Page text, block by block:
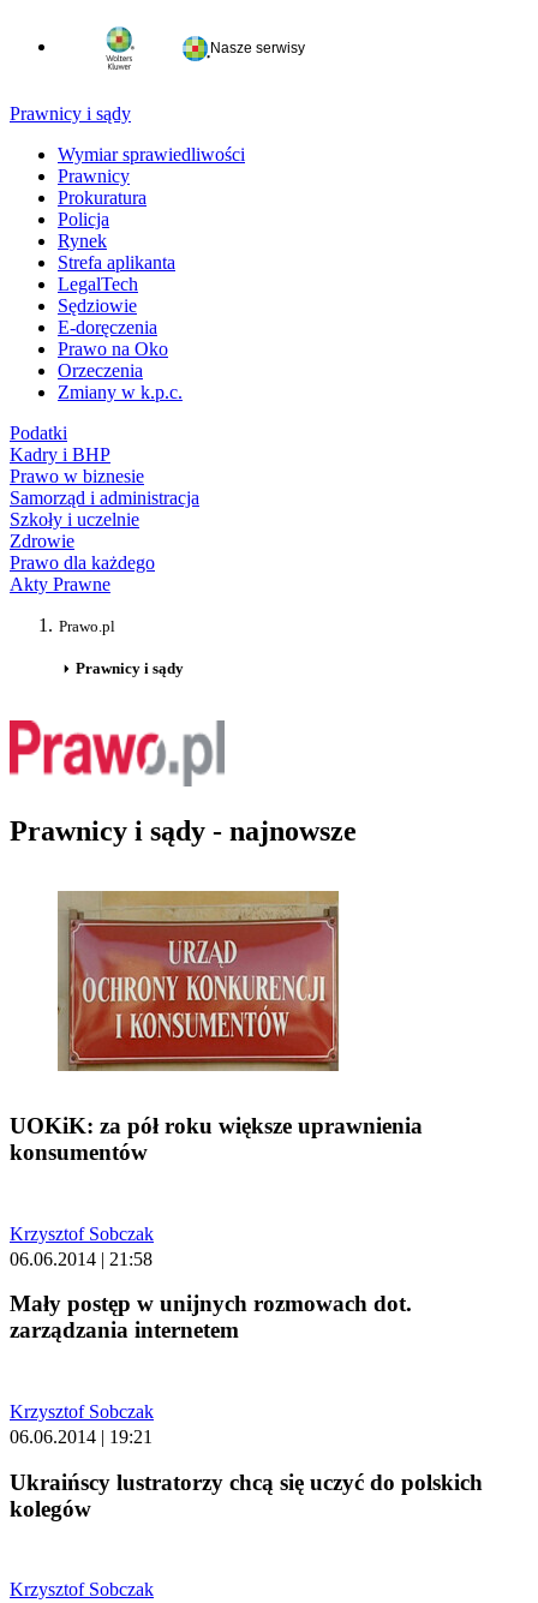
Nasze serwisy
Prawnicy i sądy
Wymiar sprawiedliwości
Prawnicy
Prokuratura
Policja
Rynek
Strefa aplikanta
LegalTech
Sędziowie
E-doręczenia
Prawo na Oko
Orzeczenia
Zmiany w k.p.c.
Podatki
Kadry i BHP
Prawo w biznesie
Samorząd i administracja
Szkoły i uczelnie
Zdrowie
Prawo dla każdego
Akty Prawne
Prawo.pl
Prawnicy i sądy
Prawnicy i sądy - najnowsze
UOKiK: za pół roku większe uprawnienia
konsumentów
Krzysztof Sobczak
06.06.2014 | 21:58
Mały postęp w unijnych rozmowach dot.
zarządzania internetem
Krzysztof Sobczak
06.06.2014 | 19:21
Ukraińscy lustratorzy chcą się uczyć do polskich
kolegów
Krzysztof Sobczak